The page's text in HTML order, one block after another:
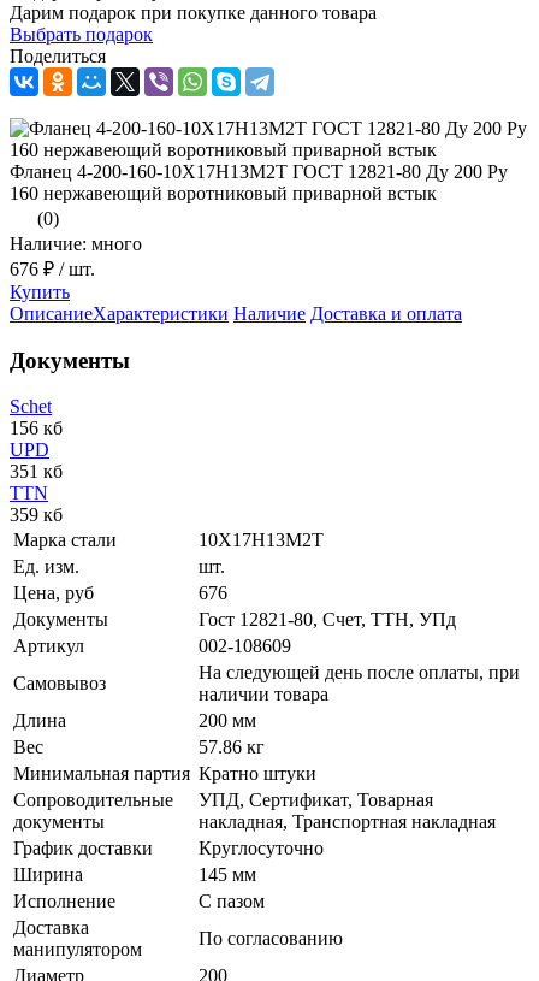
Дарим подарок при покупке данного товара
Выбрать подарок
Поделиться
Фланец 4-200-160-10Х17Н13М2Т ГОСТ 12821-80 Ду 200 Ру
160 нержавеющий воротниковый приварной встык
(0)
Наличие: много
676 ₽ / шт.
Купить
ОписаниеХарактеристики Наличие Доставка и оплата
Документы
Schet
156 кб
UPD
351 кб
TTN
359 кб
Марка стали
10Х17Н13М2Т
Ед. изм.
шт.
Цена, руб
676
Документы
Гост 12821-80, Счет, ТТН, УПд
Артикул
002-108609
Самовывоз
На следующей день после оплаты, при
наличии товара
Длина
200 мм
Вес
57.86 кг
Минимальная партия Кратно штуки
Сопроводительные
документы
УПД, Сертификат, Товарная
накладная, Транспортная накладная
График доставки
Круглосуточно
Ширина
145 мм
Исполнение
С пазом
Доставка
манипулятором
По согласованию
Диаметр
200